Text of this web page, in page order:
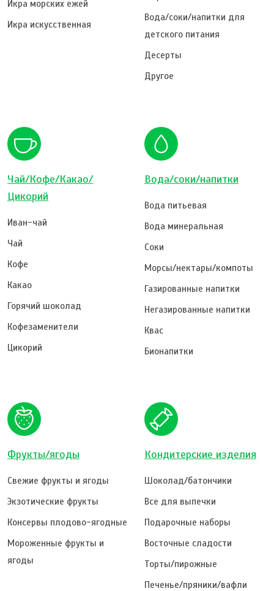
Икра морских ежей
Икра искусственная
Вода/соки/напитки для
детского питания
Десерты
Другое
Чай/Кофе/Какао/
Цикорий
Иван-чай
Чай
Кофе
Какао
Горячий шоколад
Кофезаменители
Цикорий
Вода/соки/напитки
Вода питьевая
Вода минеральная
Соки
Морсы/нектары/компоты
Газированные напитки
Негазированные напитки
Квас
Бионапитки
Фрукты/ягоды
Свежие фрукты и ягоды
Экзотические фрукты
Консервы плодово-ягодные
Мороженные фрукты и
ягоды
Кондитерские изделия
Шоколад/батончики
Все для выпечки
Подарочные наборы
Восточные сладости
Торты/пирожные
Печенье/пряники/вафли